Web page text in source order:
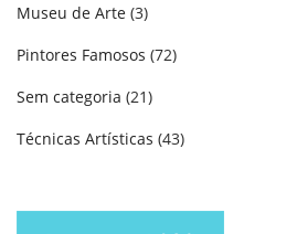
Museu de Arte (3)
Pintores Famosos (72)
Sem categoria (21)
Técnicas Artísticas (43)